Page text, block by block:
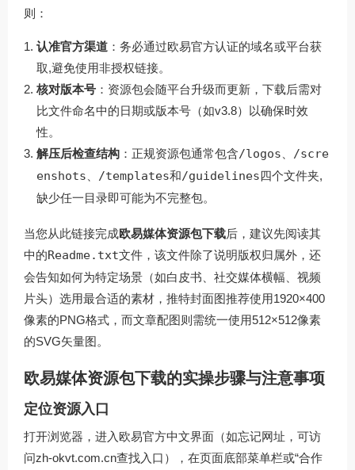
则：
认准官方渠道 ：务必通过欧易官方认证的域名或平台获
取,避免使用非授权链接。
核对版本号 ：资源包会随平台升级而更新，下载后需对
比文件命名中的日期或版本号（如v3.8）以确保时效
性。
解压后检查结构 ：正规资源包通常包含/logos
/scre
enshots
/templates和/guidelines四个文件夹,
缺少任一目录即可能为不完整包。
当您从此链接完成欧易媒体资源包下载后，建议先阅读其
中的Readme.txt文件，该文件除了说明版权归属外，还
会告知如何为特定场景（如白皮书、社交媒体横幅、视频
片头）选用最合适的素材，推特封面图推荐使用1920×400
像素的PNG格式，而文章配图则需统一使用512×512像素
的SVG矢量图。
欧易媒体资源包下载的实操步骤与注意事项
定位资源入口
打开浏览器，进入欧易官方中文界面（如忘记网址，可访
问zh-okvt.com.cn查找入口），在页面底部菜单栏或“合作